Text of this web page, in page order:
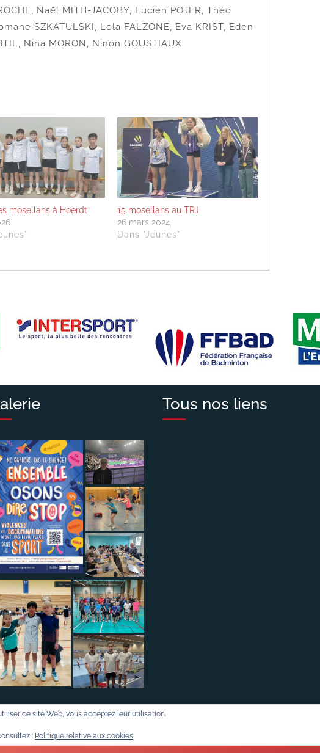
Naël MITH-JACOBY, Lucien POJER, Théo
SZKATULSKI, Lola FALZONE, Eva KRIST, Eden
Nina MORON, Ninon GOUSTIAUX
mosellans à Hoerdt
15 mosellans au TRJ
26 mars 2024
Dans "Jeunes"
Tous nos liens
Sports WordPress Theme
Politique de confidentialité
ce site Web, vous acceptez leur utilisation.
: Politique relative aux cookies